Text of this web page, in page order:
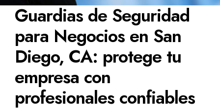
CONTÁCTANOS
Guardias de Seguridad
para Negocios en San
Diego, CA: protege tu
empresa con
profesionales confiables